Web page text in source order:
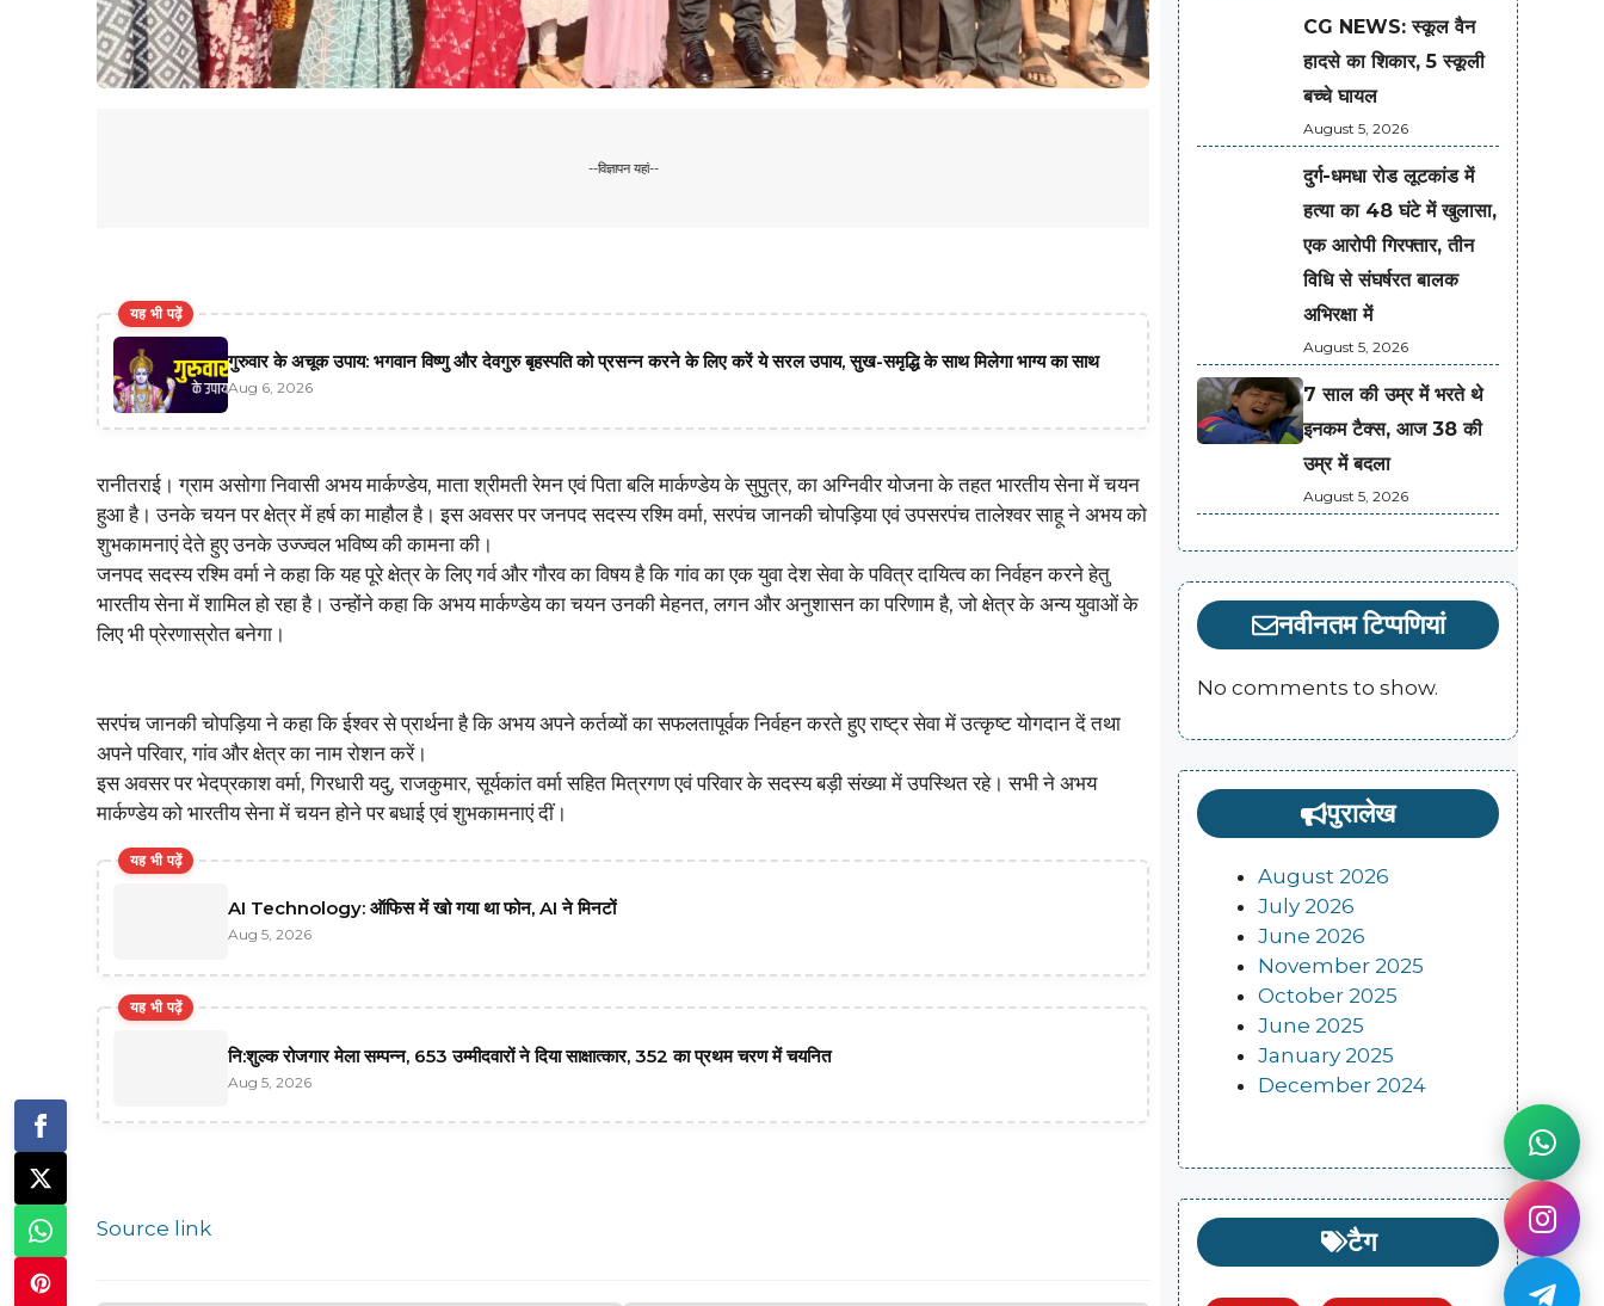
--विज्ञापन यहां--
यह भी पढ़ें
गुरुवार के अचूक उपाय: भगवान विष्णु और देवगुरु बृहस्पति को प्रसन्न करने के लिए करें ये सरल उपाय, सुख-समृद्धि के साथ मिलेगा भाग्य का साथ
Aug 6, 2026
रानीतराई। ग्राम असोगा निवासी अभय मार्कण्डेय, माता श्रीमती रेमन एवं पिता बलि मार्कण्डेय के सुपुत्र, का अग्निवीर योजना के तहत भारतीय सेना में चयन
हुआ है। उनके चयन पर क्षेत्र में हर्ष का माहौल है। इस अवसर पर जनपद सदस्य रश्मि वर्मा, सरपंच जानकी चोपड़िया एवं उपसरपंच तालेश्वर साहू ने अभय को
शुभकामनाएं देते हुए उनके उज्ज्वल भविष्य की कामना की।
जनपद सदस्य रश्मि वर्मा ने कहा कि यह पूरे क्षेत्र के लिए गर्व और गौरव का विषय है कि गांव का एक युवा देश सेवा के पवित्र दायित्व का निर्वहन करने हेतु
भारतीय सेना में शामिल हो रहा है। उन्होंने कहा कि अभय मार्कण्डेय का चयन उनकी मेहनत, लगन और अनुशासन का परिणाम है, जो क्षेत्र के अन्य युवाओं के
लिए भी प्रेरणास्रोत बनेगा।
सरपंच जानकी चोपड़िया ने कहा कि ईश्वर से प्रार्थना है कि अभय अपने कर्तव्यों का सफलतापूर्वक निर्वहन करते हुए राष्ट्र सेवा में उत्कृष्ट योगदान दें तथा
अपने परिवार, गांव और क्षेत्र का नाम रोशन करें।
इस अवसर पर भेदप्रकाश वर्मा, गिरधारी यदु, राजकुमार, सूर्यकांत वर्मा सहित मित्रगण एवं परिवार के सदस्य बड़ी संख्या में उपस्थित रहे। सभी ने अभय
मार्कण्डेय को भारतीय सेना में चयन होने पर बधाई एवं शुभकामनाएं दीं।
यह भी पढ़ें
AI Technology: ऑफिस में खो गया था फोन, AI ने मिनटों
Aug 5, 2026
यह भी पढ़ें
नि:शुल्क रोजगार मेला सम्पन्न, 653 उम्मीदवारों ने दिया साक्षात्कार, 352 का प्रथम चरण में चयनित
Aug 5, 2026
Source link
CG NEWS: स्कूल वैन
हादसे का शिकार, 5 स्कूली
बच्चे घायल
August 5, 2026
दुर्ग-धमधा रोड लूटकांड में
हत्या का 48 घंटे में खुलासा,
एक आरोपी गिरफ्तार, तीन
विधि से संघर्षरत बालक
अभिरक्षा में
August 5, 2026
7 साल की उम्र में भरते थे
इनकम टैक्स, आज 38 की
उम्र में बदला
August 5, 2026
नवीनतम टिप्पणियां
No comments to show.
पुरालेख
August 2026
July 2026
June 2026
November 2025
October 2025
June 2025
January 2025
December 2024
टैग